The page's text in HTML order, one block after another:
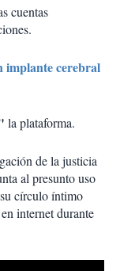
cuentas
implante cerebral
la plataforma.
de la justicia
al presunto uso
círculo íntimo
internet durante